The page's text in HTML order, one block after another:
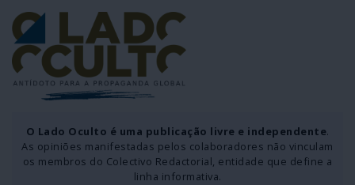
O Lado Oculto é uma publicação livre e independente.
As opiniões manifestadas pelos colaboradores não vinculam
os membros do Colectivo Redactorial, entidade que define a
linha informativa.